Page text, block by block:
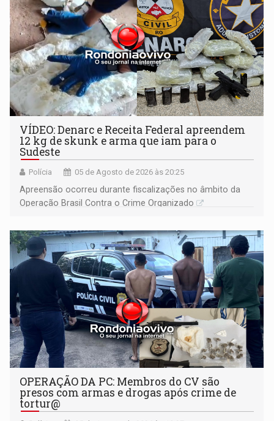
VÍDEO: Denarc e Receita Federal apreendem
12 kg de skunk e arma que iam para o
Sudeste
Polícia 05 de Agosto de 2026 às 20:25
Apreensão ocorreu durante fiscalizações no âmbito da
Operação Brasil Contra o Crime Organizado
OPERAÇÃO DA PC: Membros do CV são
presos com armas e drogas após crime de
tortur@